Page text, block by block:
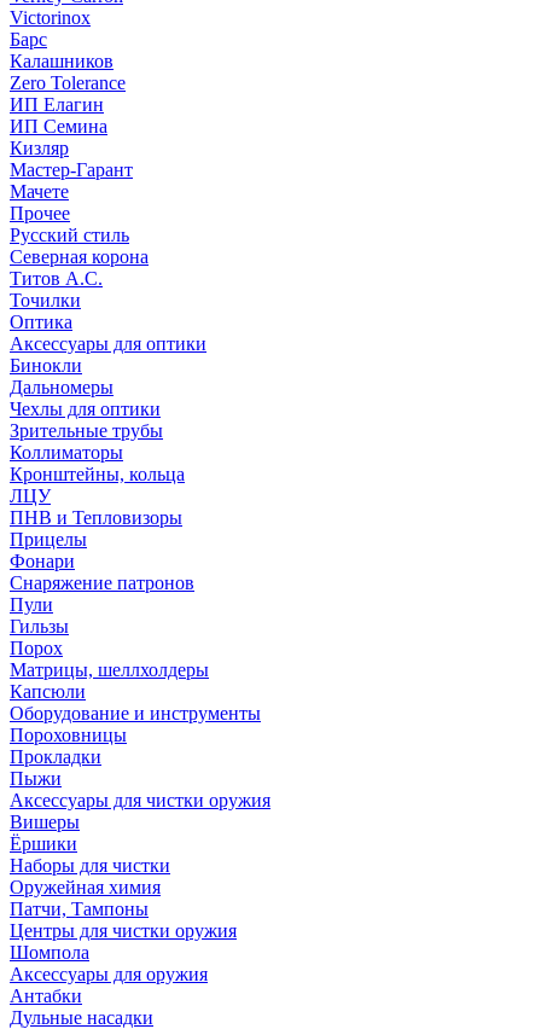
Victorinox
Барс
Калашников
Zero Tolerance
ИП Елагин
ИП Семина
Кизляр
Мастер-Гарант
Мачете
Прочее
Русский стиль
Северная корона
Титов А.С.
Точилки
Оптика
Аксессуары для оптики
Бинокли
Дальномеры
Чехлы для оптики
Зрительные трубы
Коллиматоры
Кронштейны, кольца
ЛЦУ
ПНВ и Тепловизоры
Прицелы
Фонари
Снаряжение патронов
Пули
Гильзы
Порох
Матрицы, шеллхолдеры
Капсюли
Оборудование и инструменты
Пороховницы
Прокладки
Пыжи
Аксессуары для чистки оружия
Вишеры
Ёршики
Наборы для чистки
Оружейная химия
Патчи, Тампоны
Центры для чистки оружия
Шомпола
Аксессуары для оружия
Антабки
Дульные насадки